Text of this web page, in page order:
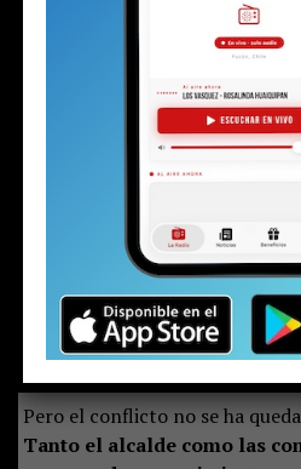
Ya es casi una constante cada
controversias, polémicas y
enfrentamientos al interior
Los principales
Sebastián Álvarez y la
embargo, Marina Matus
Pero el conflicto no se ha
Tanto el alcalde como las